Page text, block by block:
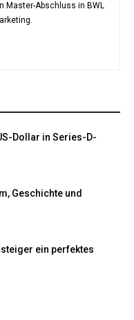
Master-Abschluss in BWL
Dollar in Series-D-
Geschichte und
ein perfektes